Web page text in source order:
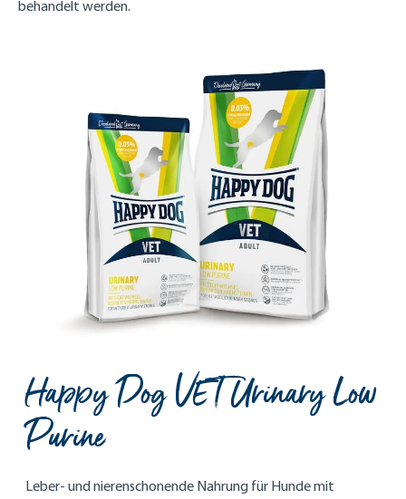
behandelt werden.
Happy Dog VET Urinary Low
Purine
Leber- und nierenschonende Nahrung für Hunde mit